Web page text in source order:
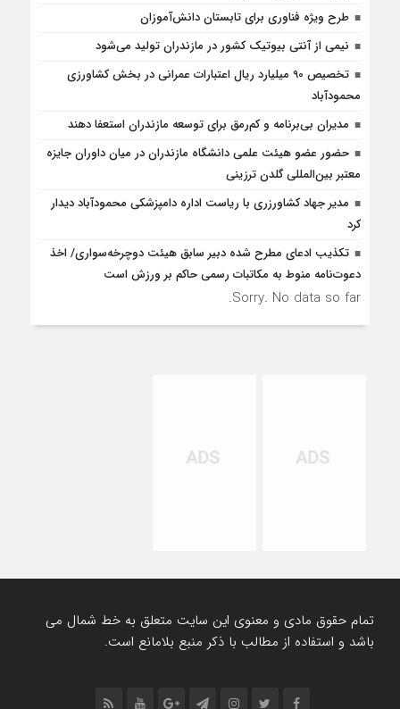
طرح ویژه فناوری برای تابستان دانش‌آموزان
نیمی از آنتی بیوتیک کشور در مازندران تولید می‌شود
تخصیص 90 میلیارد ریال اعتبارات عمرانی در بخش کشاورزی
محمودآباد
مدیران بی‌برنامه و کم‌رمق برای توسعه مازندران استعفا دهند
حضور عضو هیئت علمی دانشگاه مازندران در میان داوران جایزه
معتبر بین‌المللی گلدن ترزینی
مدیر جهاد کشاورزری با ریاست اداره دامپزشکی محمودآباد دیدار
کرد
تکذیب ادعای مطرح شده دبیر سابق هیئت دوچرخه‌سواری/ اخذ
دعوت‌نامه منوط به مکاتبات رسمی حاکم بر ورزش است
Sorry. No data so far.
تمام حقوق مادی و معنوی این سایت متعلق به خط شمال می
باشد و استفاده از مطالب با ذکر منبع بلامانع است.